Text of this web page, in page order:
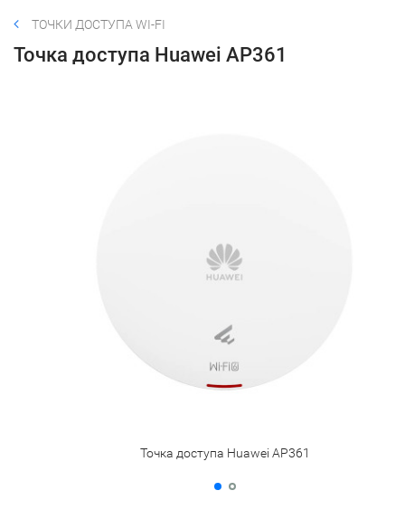
ТОЧКИ ДОСТУПА WI-FI
Точка доступа Huawei AP361
Точка доступа Huawei AP361